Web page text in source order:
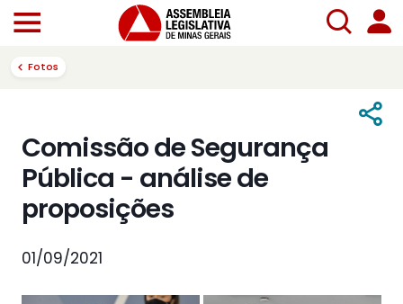
Fotos
Comissão de Segurança
Pública - análise de
proposições
01/09/2021